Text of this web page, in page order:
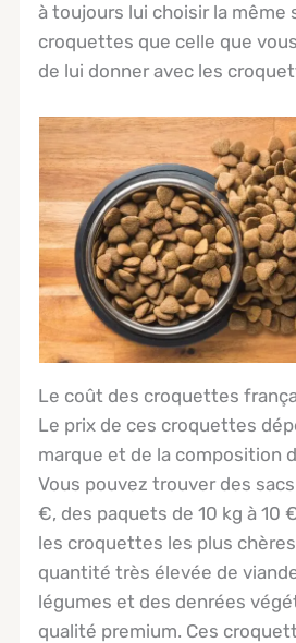
à toujours lui choisir la même
croquettes que celle que
de lui donner avec les
Le coût des croquettes
Le prix de ces croquettes
marque et de la composition
Vous pouvez trouver des
€, des paquets de 10 kg à 10
les croquettes les plus
quantité très élevée de
légumes et des denrées
qualité premium. Ces